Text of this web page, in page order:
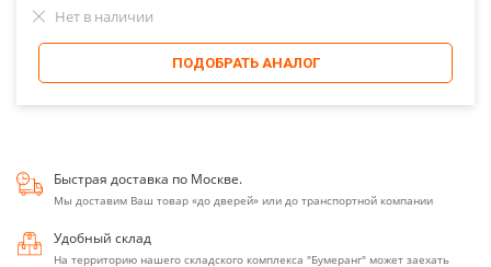
Нет в наличии
ПОДОБРАТЬ АНАЛОГ
Быстрая доставка по Москве.
Мы доставим Ваш товар «до дверей» или до транспортной компании
Удобный склад
На территорию нашего складского комплекса "Бумеранг" может заехать